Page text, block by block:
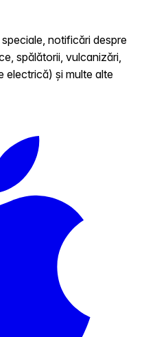
notificări despre
spălătorii, vulcanizări,
electrică) și multe alte